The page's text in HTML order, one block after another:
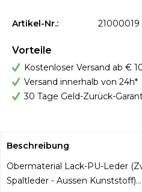
Artikel-Nr.: 21000019
Vorteile
Kostenloser Versand ab €
Versand innerhalb von 24h*
30 Tage Geld-Zurück-
Beschreibung
Obermaterial Lack-PU-Leder
Spaltleder - Aussen Kunststoff)...